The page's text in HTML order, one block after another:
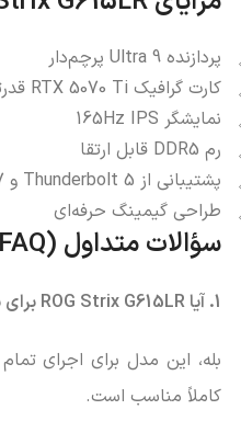
پردازنده Ultra 9 پرچم‌دار
کارت گرافیک RTX 5070 Ti قدرتمند
نمایشگر 165Hz IPS
رم DDR5 قابل ارتقا
پشتیبانی از Thunderbolt 5 و Wi‑Fi 7
طراحی گیمینگ حرفه‌ای
سؤالات متداول (FAQ)
1. آیا ROG Strix G615LR برای بازی‌های سنگین مناسب است؟
بله، این مدل برای اجرای
کاملاً مناسب است.